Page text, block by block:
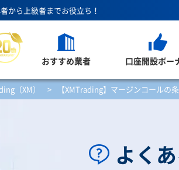
から上級者までお役立ち！
おすすめ業者 口座開設ボー
（XM） > 【XMTrading】マージンコールの
よく